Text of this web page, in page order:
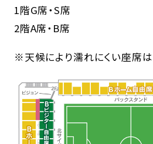
1階G席・S席
2階A席・B席
※天候により濡れにくい座席